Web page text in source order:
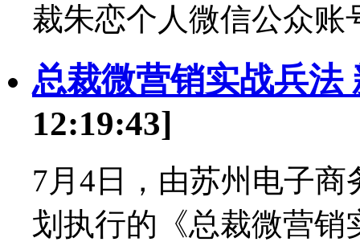
裁朱恋个人微信公众账
总裁微营销实战兵法
12:19:43]
7月4日，由苏州电子
划执行的《总裁微营销